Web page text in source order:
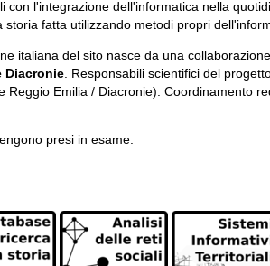
con l'integrazione dell'informatica nella
storia fatta utilizzando metodi propri
italiana del sito nasce da una
Diacronie . Responsabili scientifici del
Reggio Emilia / Diacronie). Coordinamento
presi in esame: